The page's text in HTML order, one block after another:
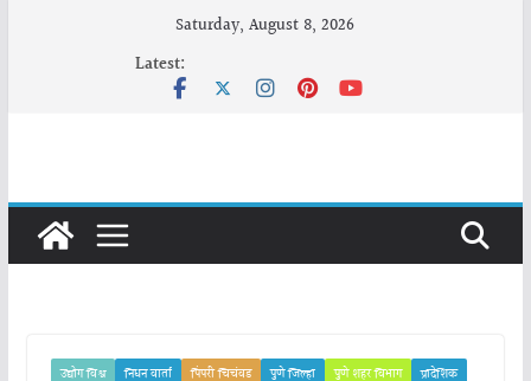
Saturday, August 8, 2026
Latest:
उद्योग विश्व निधन वार्ता पिंपरी चिचंवड पुणे जिल्हा पुणे शहर विभाग
प्रादेशिक